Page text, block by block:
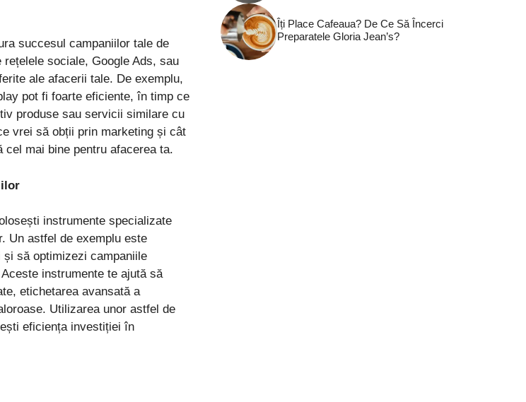
succesul campaniilor tale de
sociale, Google Ads, sau
ale afacerii tale. De exemplu,
pot fi foarte eficiente, în timp ce
produse sau servicii similare cu
vrei să obții prin marketing și cât
mai bine pentru afacerea ta.
instrumente specializate
Un astfel de exemplu este
să optimizezi campaniile
instrumente te ajută să
etichetarea avansată a
Utilizarea unor astfel de
eficiența investiției în
Îți Place Cafeaua? De Ce Să Încerci
Preparatele Gloria Jean’s?